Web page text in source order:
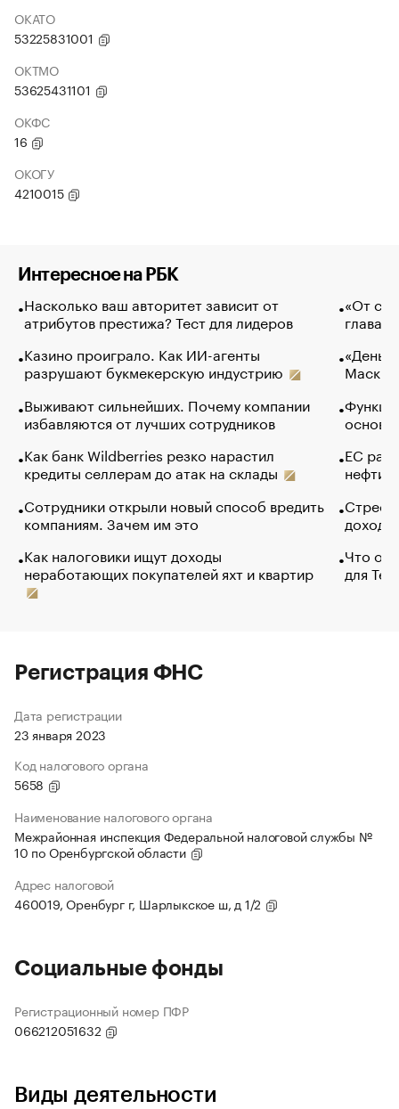
ОКАТО
53225831001
ОКТМО
53625431101
ОКФС
16
ОКОГУ
4210015
Интересное на РБК
Насколько ваш авторитет зависит от
атрибутов престижа? Тест для лидеров
Казино проиграло. Как ИИ-агенты
разрушают букмекерскую индустрию
Выживают сильнейших. Почему компании
избавляются от лучших сотрудников
Как банк Wildberries резко нарастил
кредиты селлерам до атак на склады
Сотрудники открыли новый способ вредить
компаниям. Зачем им это
Как налоговики ищут доходы
неработающих покупателей яхт и квартир
«От
глава
Маск в
основ
ЕС
нефти
Что
для
Регистрация ФНС
Дата регистрации
23 января 2023
Код налогового органа
5658
Наименование налогового органа
Межрайонная инспекция Федеральной налоговой службы №
10 по Оренбургской области
Адрес налоговой
460019, Оренбург г, Шарлыкское ш, д 1/2
Социальные фонды
Регистрационный номер ПФР
066212051632
Виды деятельности